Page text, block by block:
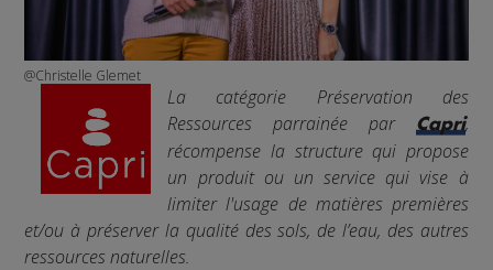
@Christelle Glemet
La catégorie Préservation des
Ressources parrainée par
Capri,
récompense la structure qui propose
un produit ou un service qui vise à
limiter l'usage de matières premières
et/ou à préserver la qualité des sols, de l’eau, des autres
ressources naturelles.